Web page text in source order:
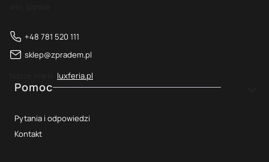
+48 781 520 111
sklep@zpradem.pl
luxferia.pl
Linki w stopce
Pomoc
Pytania i odpowiedzi
Kontakt